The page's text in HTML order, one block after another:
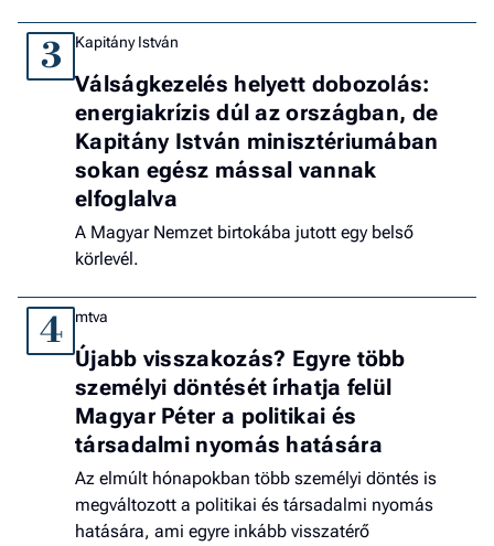
3 Kapitány István
Válságkezelés helyett dobozolás:
energiakrízis dúl az országban, de
Kapitány István minisztériumában
sokan egész mással vannak
elfoglalva
A Magyar Nemzet birtokába jutott egy belső
körlevél.
4 mtva
Újabb visszakozás? Egyre több
személyi döntését írhatja felül
Magyar Péter a politikai és
társadalmi nyomás hatására
Az elmúlt hónapokban több személyi döntés is
megváltozott a politikai és társadalmi nyomás
hatására, ami egyre inkább visszatérő